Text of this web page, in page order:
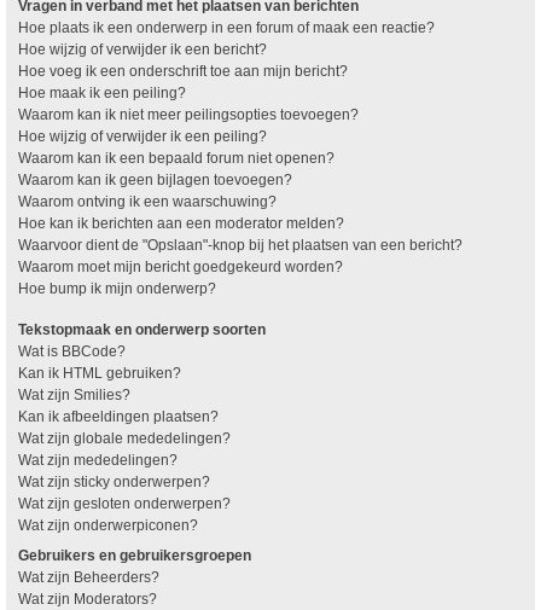
Vragen in verband met het plaatsen van berichten
Hoe plaats ik een onderwerp in een forum of maak een reactie?
Hoe wijzig of verwijder ik een bericht?
Hoe voeg ik een onderschrift toe aan mijn bericht?
Hoe maak ik een peiling?
Waarom kan ik niet meer peilingsopties toevoegen?
Hoe wijzig of verwijder ik een peiling?
Waarom kan ik een bepaald forum niet openen?
Waarom kan ik geen bijlagen toevoegen?
Waarom ontving ik een waarschuwing?
Hoe kan ik berichten aan een moderator melden?
Waarvoor dient de "Opslaan"-knop bij het plaatsen van een bericht?
Waarom moet mijn bericht goedgekeurd worden?
Hoe bump ik mijn onderwerp?
Tekstopmaak en onderwerp soorten
Wat is BBCode?
Kan ik HTML gebruiken?
Wat zijn Smilies?
Kan ik afbeeldingen plaatsen?
Wat zijn globale mededelingen?
Wat zijn mededelingen?
Wat zijn sticky onderwerpen?
Wat zijn gesloten onderwerpen?
Wat zijn onderwerpiconen?
Gebruikers en gebruikersgroepen
Wat zijn Beheerders?
Wat zijn Moderators?